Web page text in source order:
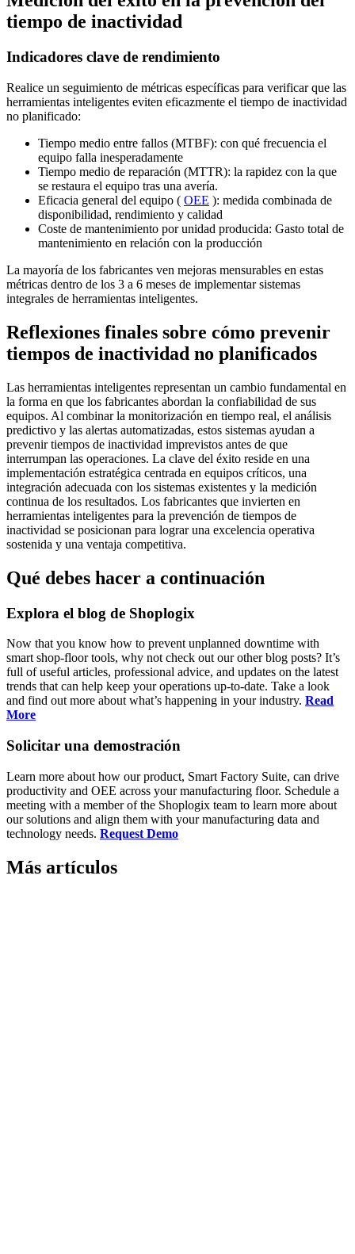
tiempo de inactividad
Indicadores clave de rendimiento
Realice un seguimiento de métricas específicas para verificar que las
herramientas inteligentes eviten eficazmente el tiempo de inactividad
no planificado:
Tiempo medio entre fallos (MTBF): con qué frecuencia el
equipo falla inesperadamente
Tiempo medio de reparación (MTTR): la rapidez con la que
se restaura el equipo tras una avería.
Eficacia general del equipo ( OEE ): medida combinada de
disponibilidad, rendimiento y calidad
Coste de mantenimiento por unidad producida: Gasto total de
mantenimiento en relación con la producción
La mayoría de los fabricantes ven mejoras mensurables en estas
métricas dentro de los 3 a 6 meses de implementar sistemas
integrales de herramientas inteligentes.
Reflexiones finales sobre cómo prevenir
tiempos de inactividad no planificados
Las herramientas inteligentes representan un cambio fundamental en
la forma en que los fabricantes abordan la confiabilidad de sus
equipos. Al combinar la monitorización en tiempo real, el análisis
predictivo y las alertas automatizadas, estos sistemas ayudan a
prevenir tiempos de inactividad imprevistos antes de que
interrumpan las operaciones. La clave del éxito reside en una
implementación estratégica centrada en equipos críticos, una
integración adecuada con los sistemas existentes y la medición
continua de los resultados. Los fabricantes que invierten en
herramientas inteligentes para la prevención de tiempos de
inactividad se posicionan para lograr una excelencia operativa
sostenida y una ventaja competitiva.
Qué debes hacer a continuación
Explora el blog de Shoplogix
Now that you know how to prevent unplanned downtime with
smart shop-floor tools, why not check out our other blog posts? It’s
full of useful articles, professional advice, and updates on the latest
trends that can help keep your operations up-to-date. Take a look
and find out more about what’s happening in your industry. Read
More
Solicitar una demostración
Learn more about how our product, Smart Factory Suite, can drive
productivity and OEE across your manufacturing floor. Schedule a
meeting with a member of the Shoplogix team to learn more about
our solutions and align them with your manufacturing data and
technology needs. Request Demo
Más artículos